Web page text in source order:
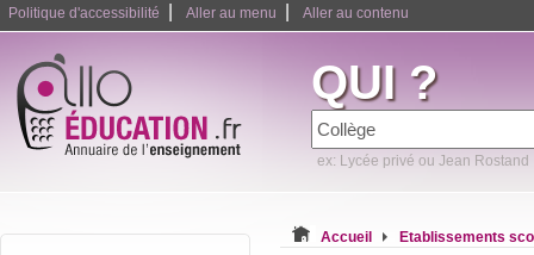
Politique d'accessibilité Aller au menu Aller au contenu
QUI ?
ex: Lycée privé ou Jean Rostand
Accueil Etablissements